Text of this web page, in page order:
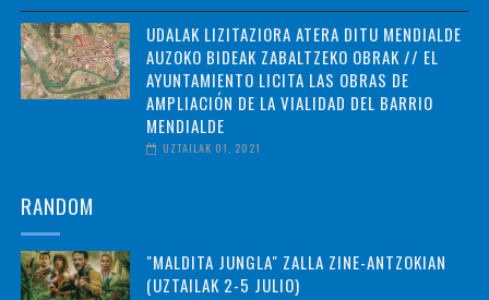
UDALAK LIZITAZIORA ATERA DITU MENDIALDE
AUZOKO BIDEAK ZABALTZEKO OBRAK // EL
AYUNTAMIENTO LICITA LAS OBRAS DE
AMPLIACIÓN DE LA VIALIDAD DEL BARRIO
MENDIALDE
UZTAILAK 01, 2021
RANDOM
"MALDITA JUNGLA" ZALLA ZINE-ANTZOKIAN
(UZTAILAK 2-5 JULIO)